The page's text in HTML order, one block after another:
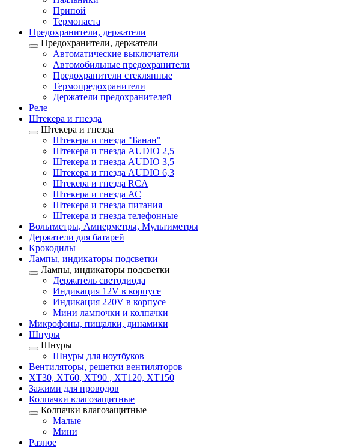
Припой
Термопаста
Предохранители, держатели
Предохранители, держатели
Автоматические выключатели
Автомобильные предохранители
Предохранители стеклянные
Термопредохранители
Держатели предохранителей
Реле
Штекера и гнезда
Штекера и гнезда
Штекера и гнезда "Банан"
Штекера и гнезда AUDIO 2,5
Штекера и гнезда AUDIO 3,5
Штекера и гнезда AUDIO 6,3
Штекера и гнезда RCA
Штекера и гнезда АС
Штекера и гнезда питания
Штекера и гнезда телефонные
Вольтметры, Амперметры, Мультиметры
Держатели для батарей
Крокодилы
Лампы, индикаторы подсветки
Лампы, индикаторы подсветки
Держатель светодиода
Индикация 12V в корпусе
Индикация 220V в корпусе
Мини лампочки и колпачки
Микрофоны, пищалки, динамики
Шнуры
Шнуры
Шнуры для ноутбуков
Вентиляторы, решетки вентиляторов
XT30, XT60, XT90 , XT120, XT150
Зажими для проводов
Колпачки влагозащитные
Колпачки влагозащитные
Малые
Мини
Разное